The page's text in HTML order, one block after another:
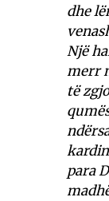
dhe
Një
merr
të
para